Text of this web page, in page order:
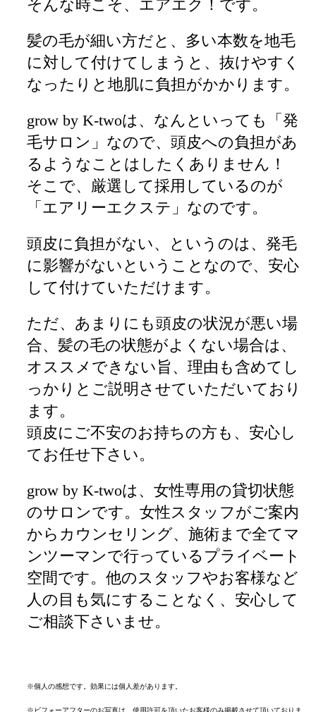
そんな時こそ、エアエク！です。
髪の毛が細い方だと、多い本数を地毛
に対して付けてしまうと、抜けやすく
なったりと地肌に負担がかかります。
grow by K-twoは、なんといっても「発
毛サロン」なので、頭皮への負担があ
るようなことはしたくありません！
そこで、厳選して採用しているのが
「エアリーエクステ」なのです。
頭皮に負担がない、というのは、発毛
に影響がないということなので、安心
して付けていただけます。
ただ、あまりにも頭皮の状況が悪い場
合、髪の毛の状態がよくない場合は、
オススメできない旨、理由も含めてし
っかりとご説明させていただいており
ます。
頭皮にご不安のお持ちの方も、安心し
てお任せ下さい。
grow by K-twoは、女性専用の貸切状態
のサロンです。女性スタッフがご案内
からカウンセリング、施術まで全てマ
ンツーマンで行っているプライベート
空間です。他のスタッフやお客様など
人の目も気にすることなく、安心して
ご相談下さいませ。
※個人の感想です。効果には個人差があります。
※ビフォーアフターのお写真は、使用許可を頂いたお客様のみ掲載させて頂いておりま